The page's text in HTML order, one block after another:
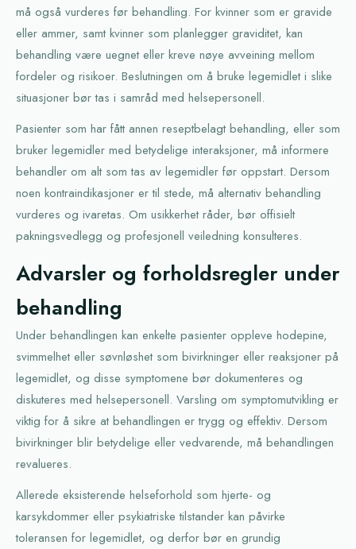
må også vurderes før behandling. For kvinner som er gravide
eller ammer, samt kvinner som planlegger graviditet, kan
behandling være uegnet eller kreve nøye avveining mellom
fordeler og risikoer. Beslutningen om å bruke legemidlet i slike
situasjoner bør tas i samråd med helsepersonell.
Pasienter som har fått annen reseptbelagt behandling, eller som
bruker legemidler med betydelige interaksjoner, må informere
behandler om alt som tas av legemidler før oppstart. Dersom
noen kontraindikasjoner er til stede, må alternativ behandling
vurderes og ivaretas. Om usikkerhet råder, bør offisielt
pakningsvedlegg og profesjonell veiledning konsulteres.
Advarsler og forholdsregler under
behandling
Under behandlingen kan enkelte pasienter oppleve hodepine,
svimmelhet eller søvnløshet som bivirkninger eller reaksjoner på
legemidlet, og disse symptomene bør dokumenteres og
diskuteres med helsepersonell. Varsling om symptomutvikling er
viktig for å sikre at behandlingen er trygg og effektiv. Dersom
bivirkninger blir betydelige eller vedvarende, må behandlingen
revalueres.
Allerede eksisterende helseforhold som hjerte- og
karsykdommer eller psykiatriske tilstander kan påvirke
toleransen for legemidlet, og derfor bør en grundig